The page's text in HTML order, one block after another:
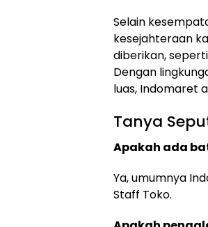
Selain
kesejahteraan
diberikan,
Dengan
luas, Indomaret
Tanya
Apakah ada
Ya, umumnya
Staff Toko.